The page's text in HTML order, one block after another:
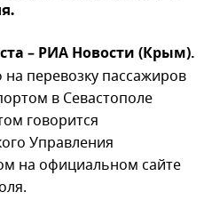
– РИА Новости (Крым).
перевозку пассажиров
в Севастополе
говорится
Управления
на официальном сайте